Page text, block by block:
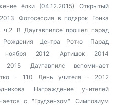
ёлки (04.12.2015)
Открытый
Фотосессия в подарок
Гонка
ч.2
В Даугавпилсе прошел парад
Центра Ротко
Парад
2012
Артишок 2014
2015
Даугавпилс вспоминает
- 110
День учителя - 2012
Награждение учителей
с "Грудзензом"
Симпозиум